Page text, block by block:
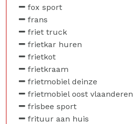
fox sport
frans
friet truck
frietkar huren
frietkot
frietkraam
frietmobiel deinze
frietmobiel oost vlaanderen
frisbee sport
frituur aan huis